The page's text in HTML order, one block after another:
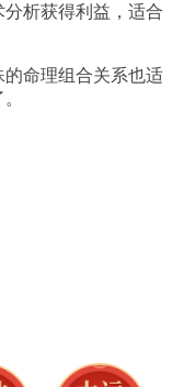
析获得利益，适合
的命理组合关系也适